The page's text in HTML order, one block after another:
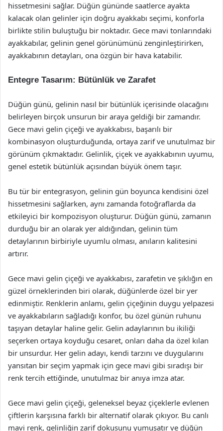
hissetmesini sağlar. Düğün gününde saatlerce ayakta
kalacak olan gelinler için doğru ayakkabı seçimi, konforla
birlikte stilin buluştuğu bir noktadır. Gece mavi tonlarındaki
ayakkabılar, gelinin genel görünümünü zenginleştirirken,
ayakkabının detayları, ona özgün bir hava katabilir.
Entegre Tasarım: Bütünlük ve Zarafet
Düğün günü, gelinin nasıl bir bütünlük içerisinde olacağını
belirleyen birçok unsurun bir araya geldiği bir zamandır.
Gece mavi gelin çiçeği ve ayakkabısı, başarılı bir
kombinasyon oluşturduğunda, ortaya zarif ve unutulmaz bir
görünüm çıkmaktadır. Gelinlik, çiçek ve ayakkabının uyumu,
genel estetik bütünlük açısından büyük önem taşır.
Bu tür bir entegrasyon, gelinin gün boyunca kendisini özel
hissetmesini sağlarken, aynı zamanda fotoğraflarda da
etkileyici bir kompozisyon oluşturur. Düğün günü, zamanın
durduğu bir an olarak yer aldığından, gelinin tüm
detaylarının birbiriyle uyumlu olması, anıların kalitesini
artırır.
Gece mavi gelin çiçeği ve ayakkabısı, zarafetin ve şıklığın en
güzel örneklerinden biri olarak, düğünlerde özel bir yer
edinmiştir. Renklerin anlamı, gelin çiçeğinin duygu yelpazesi
ve ayakkabıların sağladığı konfor, bu özel günün ruhunu
taşıyan detaylar haline gelir. Gelin adaylarının bu ikiliği
seçerken ortaya koyduğu cesaret, onları daha da özel kılan
bir unsurdur. Her gelin adayı, kendi tarzını ve duygularını
yansıtan bir seçim yapmak için gece mavi gibi sıradışı bir
renk tercih ettiğinde, unutulmaz bir anıya imza atar.
Gece mavi gelin çiçeği, geleneksel beyaz çiçeklerle evlenen
çiftlerin karşısına farklı bir alternatif olarak çıkıyor. Bu canlı
mavi renk, gelinliğin zarif dokusunu yumuşatır ve düğün